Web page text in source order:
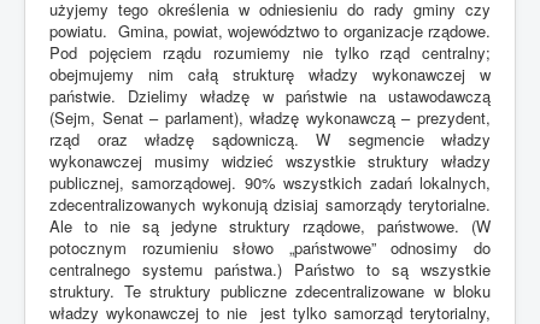
użyjemy tego określenia w odniesieniu do rady gminy czy
powiatu. Gmina, powiat, województwo to organizacje rządowe.
Pod pojęciem rządu rozumiemy nie tylko rząd centralny;
obejmujemy nim całą strukturę władzy wykonawczej w
państwie. Dzielimy władzę w państwie na ustawodawczą
(Sejm, Senat – parlament), władzę wykonawczą – prezydent,
rząd oraz władzę sądowniczą. W segmencie władzy
wykonawczej musimy widzieć wszystkie struktury władzy
publicznej, samorządowej. 90% wszystkich zadań lokalnych,
zdecentralizowanych wykonują dzisiaj samorządy terytorialne.
Ale to nie są jedyne struktury rządowe, państwowe. (W
potocznym rozumieniu słowo „państwowe” odnosimy do
centralnego systemu państwa.) Państwo to są wszystkie
struktury. Te struktury publiczne zdecentralizowane w bloku
władzy wykonawczej to nie jest tylko samorząd terytorialny,